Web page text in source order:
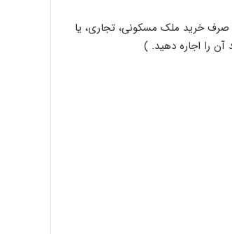
را صرف خرید ملک مسکونی، تجاری، یا
آن را اجاره دهید. )